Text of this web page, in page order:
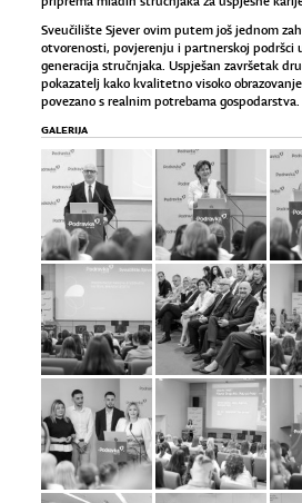
Sveučilište Sjever ovim putem još jednom
otvorenosti, povjerenju i partnerskoj podršci
generacija stručnjaka. Uspješan završetak
pokazatelj kako kvalitetno visoko
povezano s realnim potrebama gospodarstva.
GALERIJA